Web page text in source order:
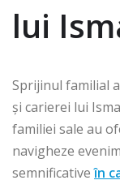
lui
Sprijinul familial
și carierei lui
familiei sale au
navigheze
semnificativeîn